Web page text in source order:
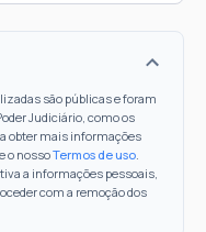
são públicas e foram
Judiciário, como os
obter mais informações
o nossoTermos de uso.
a informações pessoais,
com a remoção dos